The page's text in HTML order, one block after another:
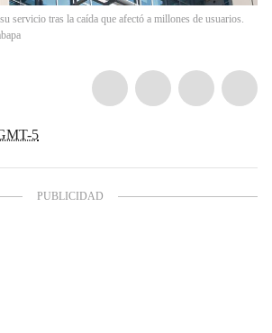
servicio tras la caída que afectó a millones de usuarios.
5